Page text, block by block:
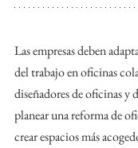
Las empresas deben
del trabajo en oficinas
diseñadores de oficinas y
planear una reforma de
crear espacios más